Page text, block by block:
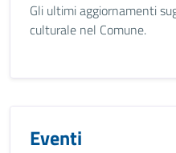
Gli ultimi aggiornamenti
culturale nel Comune.
Eventi